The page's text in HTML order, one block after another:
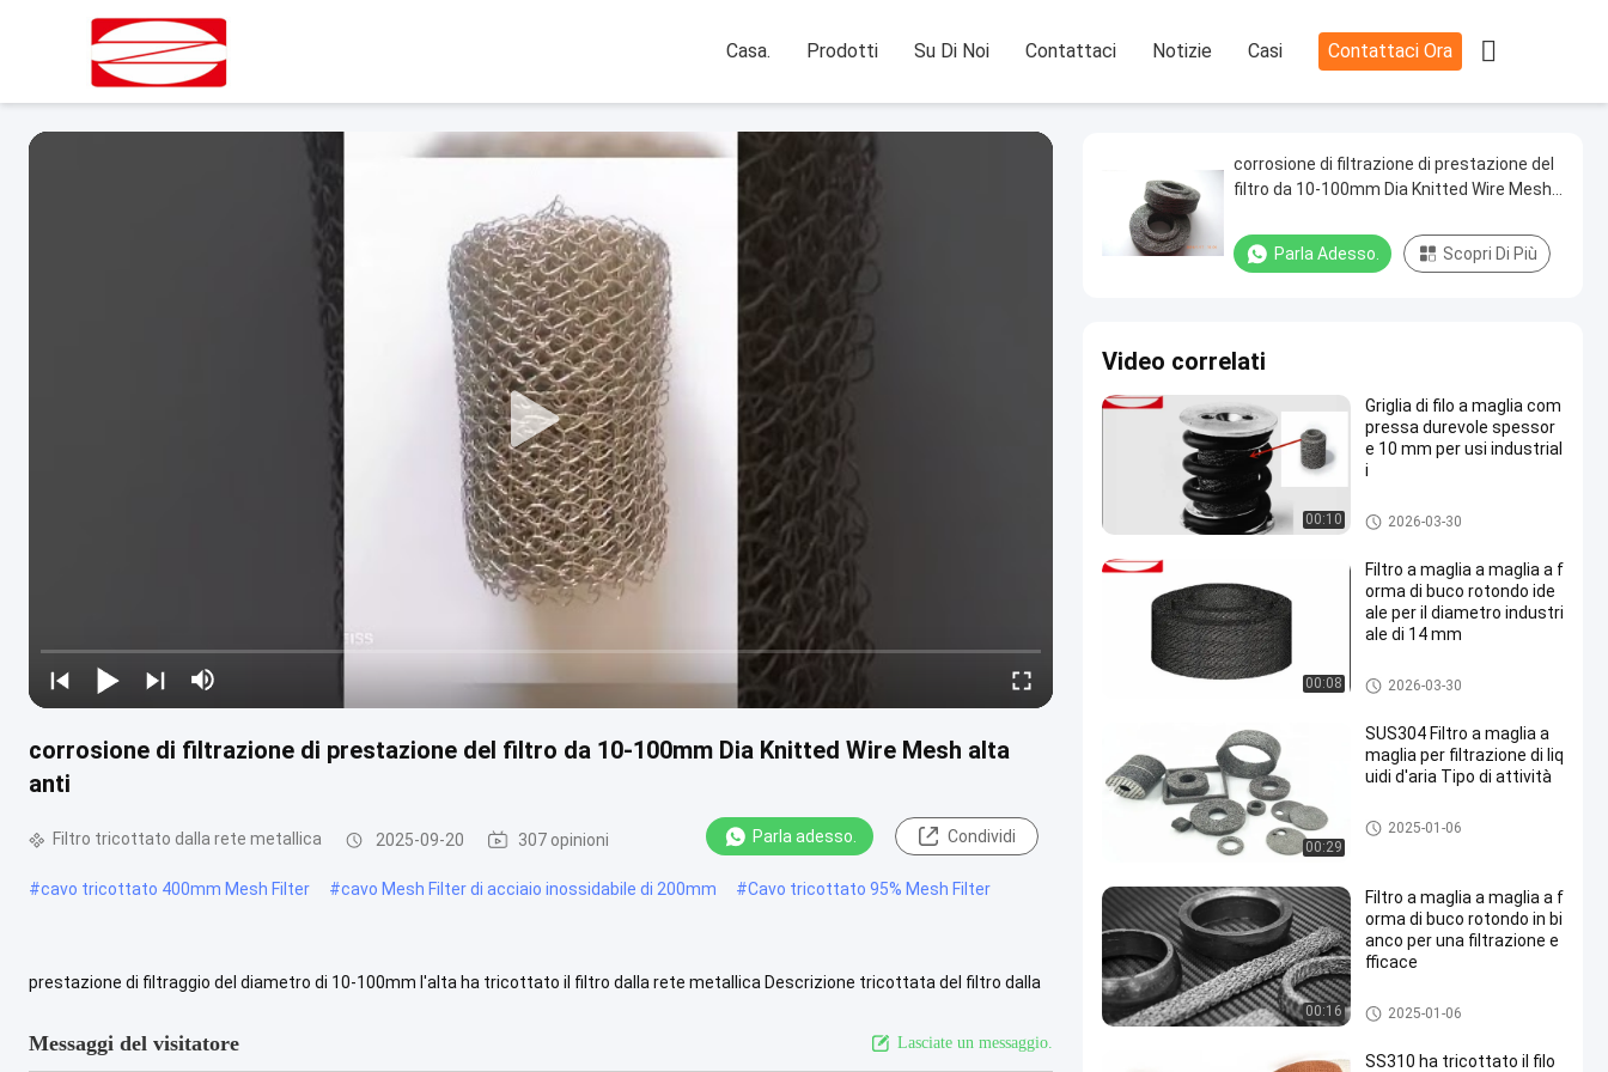
Casa. Prodotti Su Di Noi Contattaci Notizie Casi Contattaci Ora 
corrosione di filtrazione di prestazione del filtro da 10-100mm Dia Knitted Wire Mesh alta
anti
Filtro tricottato dalla rete metallica 2025-09-20 307 opinioni Parla adesso. Condividi
#cavo tricottato 400mm Mesh Filter #cavo Mesh Filter di acciaio inossidabile di 200mm #Cavo tricottato 95% Mesh Filter
prestazione di filtraggio del diametro di 10-100mm l'alta ha tricottato il filtro dalla rete metallica Descrizione tricottata del filtro dalla
Messaggi del visitatore Lasciate un messaggio.
corrosione di filtrazione di prestazione del
filtro da 10-100mm Dia Knitted Wire Mesh
Parla Adesso. Scopri Di Più
Video correlati
00:10
Griglia di filo a maglia com
pressa durevole spessor
e 10 mm per usi industrial
i
Filtro tricottato dalla rete meta
llica
2026-03-30
00:08
Filtro a maglia a maglia a f
orma di buco rotondo ide
ale per il diametro industri
ale di 14 mm
Filtro tricottato dalla rete meta
llica
2026-03-30
00:29
SUS304 Filtro a maglia a
maglia per filtrazione di liq
uidi d'aria Tipo di attività
Filtro tricottato dalla rete meta
llica
2025-01-06
00:16
Filtro a maglia a maglia a f
orma di buco rotondo in bi
anco per una filtrazione e
fficace
Filtro tricottato dalla rete meta
llica
2025-01-06
SS310 ha tricottato il filo